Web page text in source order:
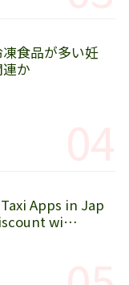
食品が多い妊
か
Apps in Jap
wi…